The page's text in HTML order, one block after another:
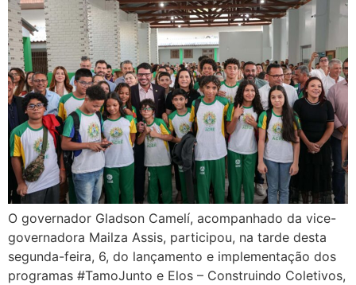
O governador Gladson Camelí, acompanhado da vice-
governadora Mailza Assis, participou, na tarde desta
segunda-feira, 6, do lançamento e implementação dos
programas #TamoJunto e Elos – Construindo Coletivos,